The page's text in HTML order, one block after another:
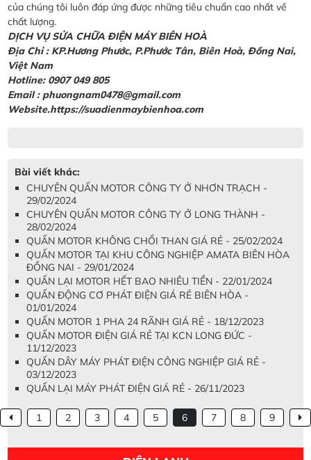
của chúng tôi luôn đáp ứng được những tiêu chuẩn cao nhất về
chất lượng.
DỊCH VỤ SỬA CHỮA ĐIỆN MÁY BIÊN HOÀ
Địa Chỉ: KP.Hương Phước, P.Phước Tân, Biên Hoà, Đồng Nai,
Việt Nam
Hotline: 0907 049 805
Email : phuongnam0478@gmail.com
Website.https://suadienmaybienhoa.com
Bài viết khác:
CHUYÊN QUẤN MOTOR CÔNG TY Ở NHƠN TRẠCH -
29/02/2024
CHUYÊN QUẤN MOTOR CÔNG TY Ở LONG THÀNH -
28/02/2024
QUẤN MOTOR KHÔNG CHỔI THAN GIÁ RẺ - 25/02/2024
QUẤN MOTOR TẠI KHU CÔNG NGHIỆP AMATA BIÊN HÒA
ĐỒNG NAI - 29/01/2024
QUẤN LẠI MOTOR HẾT BAO NHIÊU TIỀN - 22/01/2024
QUẤN ĐỘNG CƠ PHÁT ĐIỆN GIÁ RẺ BIÊN HÒA -
01/01/2024
QUẤN MOTOR 1 PHA 24 RÃNH GIÁ RẺ - 18/12/2023
QUẤN MOTOR ĐIỆN GIÁ RẺ TẠI KCN LONG ĐỨC -
11/12/2023
QUẤN DÂY MÁY PHÁT ĐIỆN CÔNG NGHIỆP GIÁ RẺ -
03/12/2023
QUẤN LẠI MÁY PHÁT ĐIỆN GIÁ RẺ - 26/11/2023
1 2 3 4 5 6 7 8 9